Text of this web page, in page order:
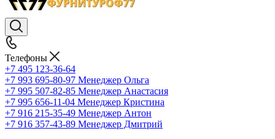
Телефоны
+7 495 123-36-64
+7 993 695-80-97 Менеджер Ольга
+7 995 507-82-85 Менеджер Анастасия
+7 995 656-11-04 Менеджер Кристина
+7 916 215-35-49 Менеджер Антон
+7 916 357-43-89 Менеджер Дмитрий